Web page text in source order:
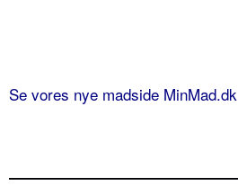
Se vores nye madside MinMad.dk